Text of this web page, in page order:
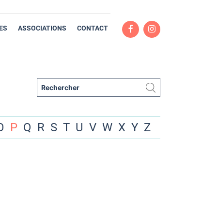
ASSOCIATIONS CONTACT
P Q R S T U V W X Y Z